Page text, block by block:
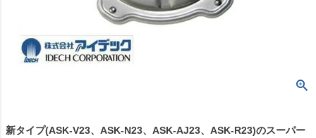
新タイプ(ASK-V23、ASK-N23、ASK-AJ23、ASK-R23)のスーパー